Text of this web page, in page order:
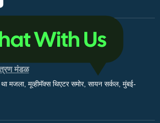
मंडळ
मजला, मूव्हीमॅक्स थिएटर समोर, सायन सर्कल, मुंबई-